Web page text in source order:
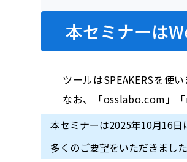
本セミナーは
ツールはSPEAKERSを使
なお、「osslabo.com」
本セミナーは2025年10月16日
多くのご要望をいただきまし